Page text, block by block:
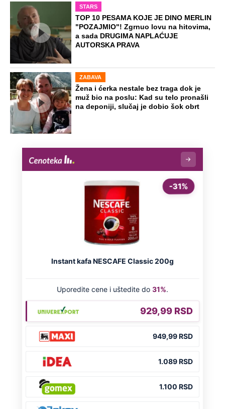
STARS
TOP 10 PESAMA KOJE JE DINO MERLIN
"POZAJMIO"! Zgrnuo lovu na hitovima,
a sada DRUGIMA NAPLAĆUJE
AUTORSKA PRAVA
ZABAVA
Žena i ćerka nestale bez traga dok je
muž bio na poslu: Kad su telo pronašli
na deponiji, slučaj je dobio šok obrt